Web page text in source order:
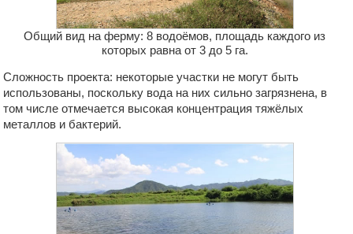
Общий вид на ферму: 8 водоёмов, площадь каждого из
которых равна от 3 до 5 га.
Сложность проекта: некоторые участки не могут быть
использованы, поскольку вода на них сильно загрязнена, в
том числе отмечается высокая концентрация тяжёлых
металлов и бактерий.